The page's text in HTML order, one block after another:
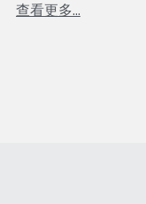
查看更多...